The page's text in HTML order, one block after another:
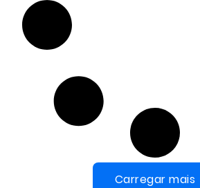
Carregar mais